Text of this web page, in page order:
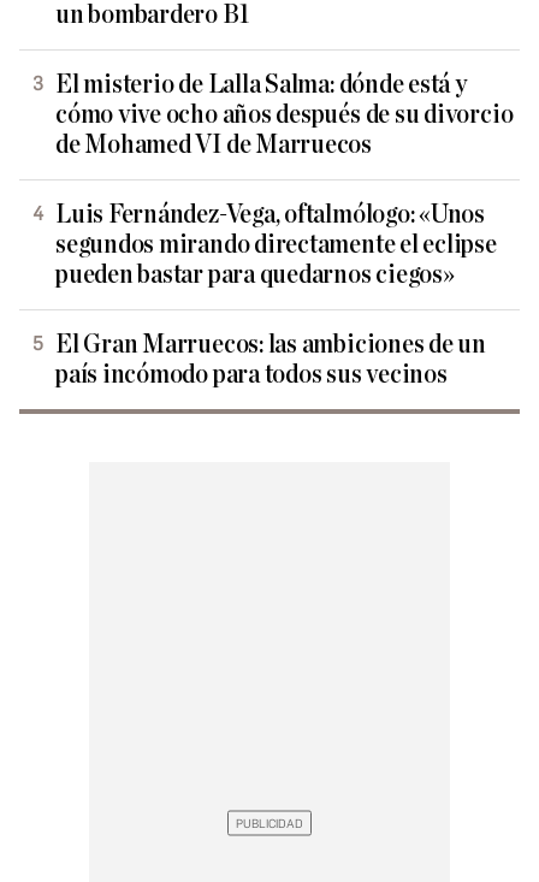
un bombardero B1
El misterio de Lalla Salma: dónde está y
cómo vive ocho años después de su divorcio
de Mohamed VI de Marruecos
Luis Fernández-Vega, oftalmólogo: «Unos
segundos mirando directamente el eclipse
pueden bastar para quedarnos ciegos»
El Gran Marruecos: las ambiciones de un
país incómodo para todos sus vecinos